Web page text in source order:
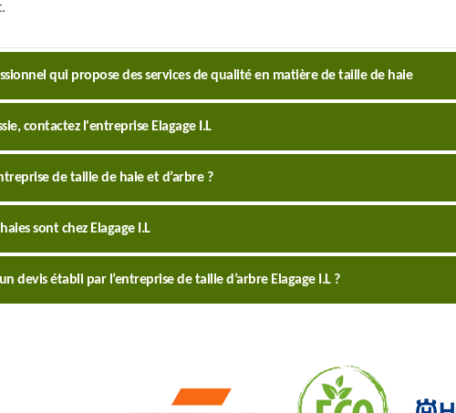
qui propose des services de qualité en matière de taille de haie
contactez l'entreprise Elagage I.L
de taille de haie et d’arbre ?
sont chez Elagage I.L
devis établi par l’entreprise de taille d’arbre Elagage I.L ?